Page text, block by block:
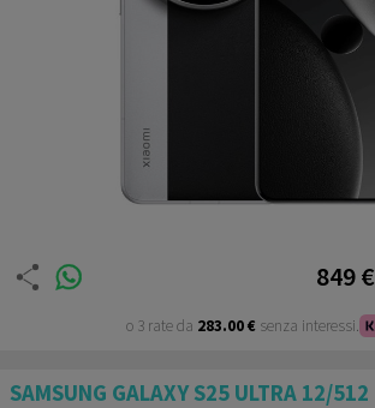
849 €
o 3 rate da 283.00 €senza interessi.
SAMSUNG GALAXY S25 ULTRA 12/512